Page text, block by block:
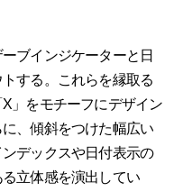
ブインジケーターと日
する。これらを縁取る
」をモチーフにデザイン
、傾斜をつけた幅広い
デックスや日付表示の
立体感を演出してい